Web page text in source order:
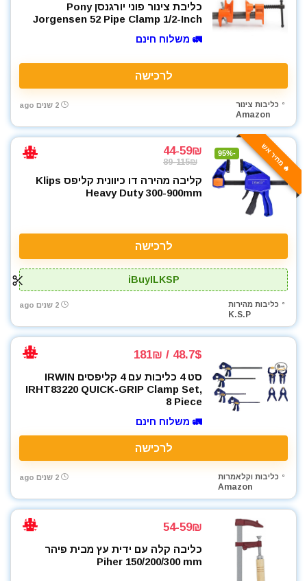
כליבת צינור פוני יורגנסן Pony
Jorgensen 52 Pipe Clamp 1/2-Inch
🚛 משלוח חינם
לרכישה
כליבות צינור
Amazon
2 שנים ago
🔥 מחיר אש -95%
44-59₪
89-115₪
קליבה מהירה דו כיוונית קליפס Klips
Heavy Duty 300-900mm
לרכישה
iBuyILKSP
כליבות מהירות
K.S.P
2 שנים ago
48.7$ / 181₪
סט 4 כליבות עם 4 קליפסים IRWIN
IRHT83220 QUICK-GRIP Clamp Set,
8 Piece
🚛 משלוח חינם
לרכישה
כליבות וקלאמרות
Amazon
2 שנים ago
54-59₪
כליבה קלה עם ידית עץ מבית פיהר
Piher 150/200/300 mm